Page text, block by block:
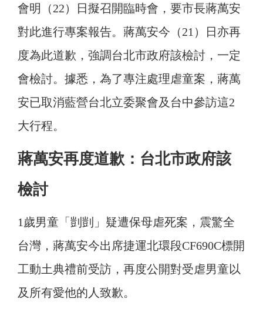
會明（22）日擬召開臨時會，要市長蔣萬安
對此進行專案報告。 蔣萬安今（21）日亦再
度為此道歉，強調台北市政府該檢討，一定
會檢討。 據悉，為了專注處理虐童案，蔣萬
安已取消藍營台北立委聚會及台中參訪這2
大行程。
蔣萬安再度道歉：台北市政府該
檢討
1歲男童「剴剴」疑遭保母虐死案，震驚全
台灣，蔣萬安今出席捷運北環段CF690C標開
工動土典禮前受訪，再度公開對受虐男童以
及所有愛他的人致歉。